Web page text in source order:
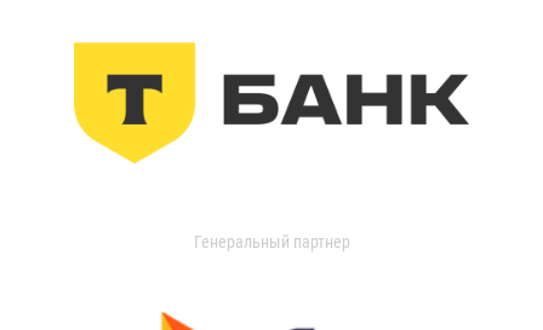
Генеральный партнер